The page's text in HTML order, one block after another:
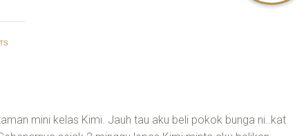
mini kelas Kimi. Jauh tau aku beli pokok bunga ni..kat